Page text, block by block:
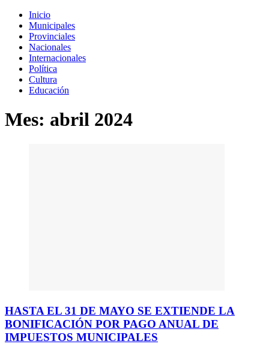
Inicio
Municipales
Provinciales
Nacionales
Internacionales
Política
Cultura
Educación
Mes: abril 2024
HASTA EL 31 DE MAYO SE EXTIENDE LA
BONIFICACIÓN POR PAGO ANUAL DE
IMPUESTOS MUNICIPALES